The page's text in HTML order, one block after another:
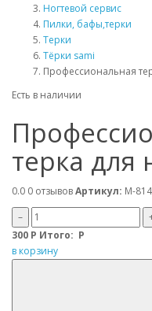
Ногтевой сервис
Пилки, бафы,терки
Терки
Тёрки sami
Профессиональная
Есть в наличии
терка для
0.0 0 отзывовАртикул: М-814
–
300 Р Итого: Р
в корзину